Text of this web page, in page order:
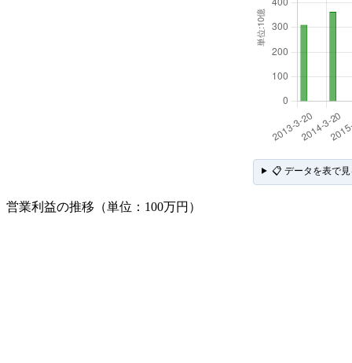
📋 データを表で見
営業利益の推移（単位：100万円）